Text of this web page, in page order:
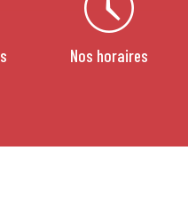
Nos horaires